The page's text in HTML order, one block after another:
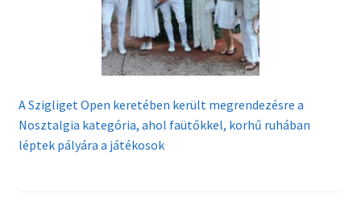
A Szigliget Open keretében került megrendezésre a
Nosztalgia kategória, ahol faütőkkel, korhű ruhában
léptek pályára a játékosok